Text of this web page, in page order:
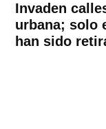
Invaden
urbana; solo
han sido